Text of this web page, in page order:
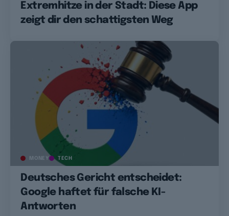
Extremhitze in der Stadt: Diese App
zeigt dir den schattigsten Weg
MONEY TECH
Deutsches Gericht entscheidet:
Google haftet für falsche KI-
Antworten